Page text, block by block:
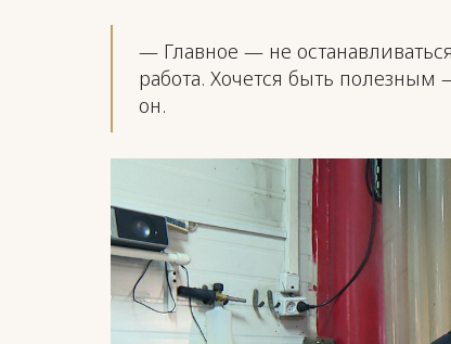
— Главное — не
работа. Хочется быть
он.